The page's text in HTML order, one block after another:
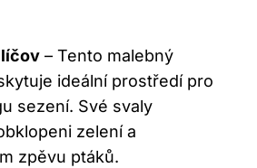
– Tento malebný
ideální prostředí pro
sezení. Své svaly
zelení a
zpěvu ptáků.